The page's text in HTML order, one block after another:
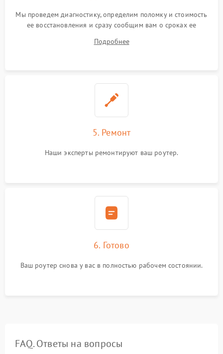
Мы проведем диагностику, определим поломку и стоимость
ее восстановления и сразу сообщим вам о сроках ее
Подробнее
5. Ремонт
Наши эксперты ремонтируют ваш роутер.
6. Готово
Ваш роутер снова у вас в полностью рабочем состоянии.
FAQ. Ответы на вопросы